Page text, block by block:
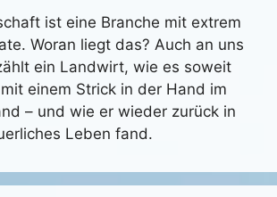
ist eine Branche mit extrem
Woran liegt das? Auch an uns
ein Landwirt, wie es soweit
einem Strick in der Hand im
– und wie er wieder zurück in
Leben fand.